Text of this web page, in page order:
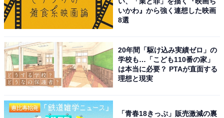
いかわ』から強く連想した映画
8選
20年間「駆け込み実績ゼロ」の
学校も…「こども110番の家」
は本当に必要？ PTAが直面する
理想と現実
「青春18きっぷ」販売激減の裏